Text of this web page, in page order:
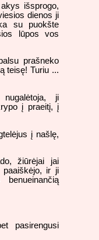
išsprogo,
dienos ji
su puokšte
lūpos vos
prašneko
teisę! Turiu ...
nugalėtoja, ji
į praeitį, į
į našlę,
žiūrėjai jai
ir ji
pasirengusi